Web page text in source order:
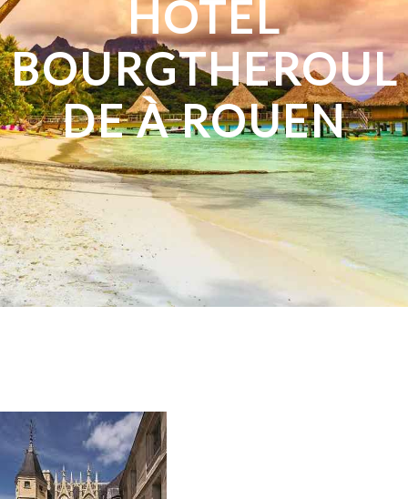
HÔTEL
BOURGTHEROUL
DE À ROUEN